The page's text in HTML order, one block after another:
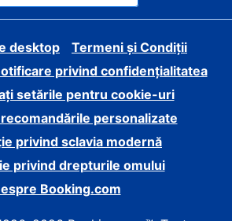
desktop
Termeni și Condiții
privind confidențialitatea
setările pentru cookie-uri
personalizate
privind sclavia modernă
privind drepturile omului
Booking.com